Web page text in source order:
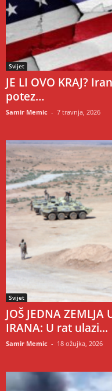
Svijet
JE LI OVO KRAJ?
potez…
Samir Memic - 7 travnja, 2026
Svijet
JOŠ JEDNA ZEMLJA
IRANA: U rat ulazi...
Samir Memic - 18 ožujka, 2026